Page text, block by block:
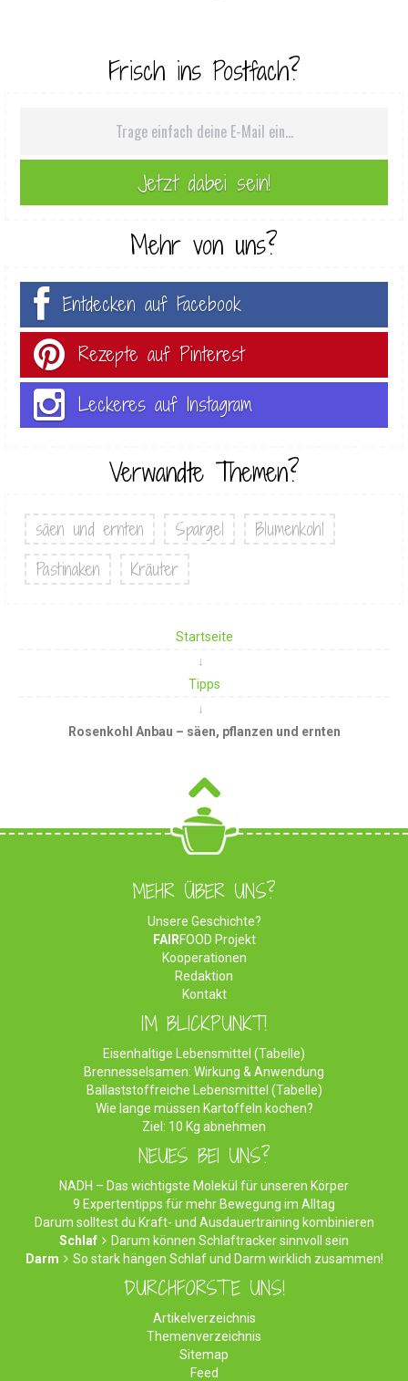
Frisch ins Postfach?
Mehr von uns?
Entdecken auf Facebook
Rezepte auf Pinterest
Leckeres auf Instagram
Verwandte Themen?
säen und ernten Spargel
Blumenkohl
Pastinaken
Kräuter
Startseite
Tipps
Rosenkohl Anbau – säen, pflanzen und ernten
MEHR ÜBER UNS?
Unsere Geschichte?
FAIRFOOD Projekt
Kooperationen
Redaktion
Kontakt
IM BLICKPUNKT!
Eisenhaltige Lebensmittel (Tabelle)
Brennesselsamen: Wirkung & Anwendung
Ballaststoffreiche Lebensmittel (Tabelle)
Wie lange müssen Kartoffeln kochen?
Ziel: 10 Kg abnehmen
NEUES BEI UNS?
NADH – Das wichtigste Molekül für unseren Körper
9 Expertentipps für mehr Bewegung im Alltag
Darum solltest du Kraft- und Ausdauertraining kombinieren
Schlaf
Darum können Schlaftracker sinnvoll sein
Darm
So stark hängen Schlaf und Darm wirklich zusammen!
DURCHFORSTE UNS!
Artikelverzeichnis
Themenverzeichnis
Sitemap
Feed